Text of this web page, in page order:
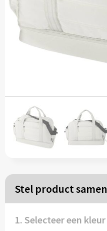
Papieren tassen
Reistassen
Schoudertassen
Koeltassen
Balpennen
Stel product samen
1. Selecteer een kleur